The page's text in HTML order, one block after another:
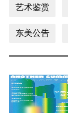
艺术鉴赏
东美公告